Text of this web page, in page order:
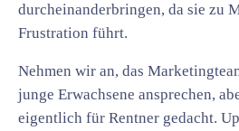
durcheinanderbringen, da sie zu
Frustration führt.
Nehmen wir an, das
junge Erwachsene ansprechen,
eigentlich für Rentner gedacht.